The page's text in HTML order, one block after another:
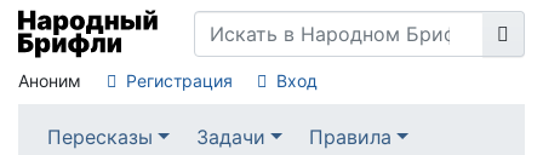
Аноним Регистрация Вход
Пересказы Задачи
Правила